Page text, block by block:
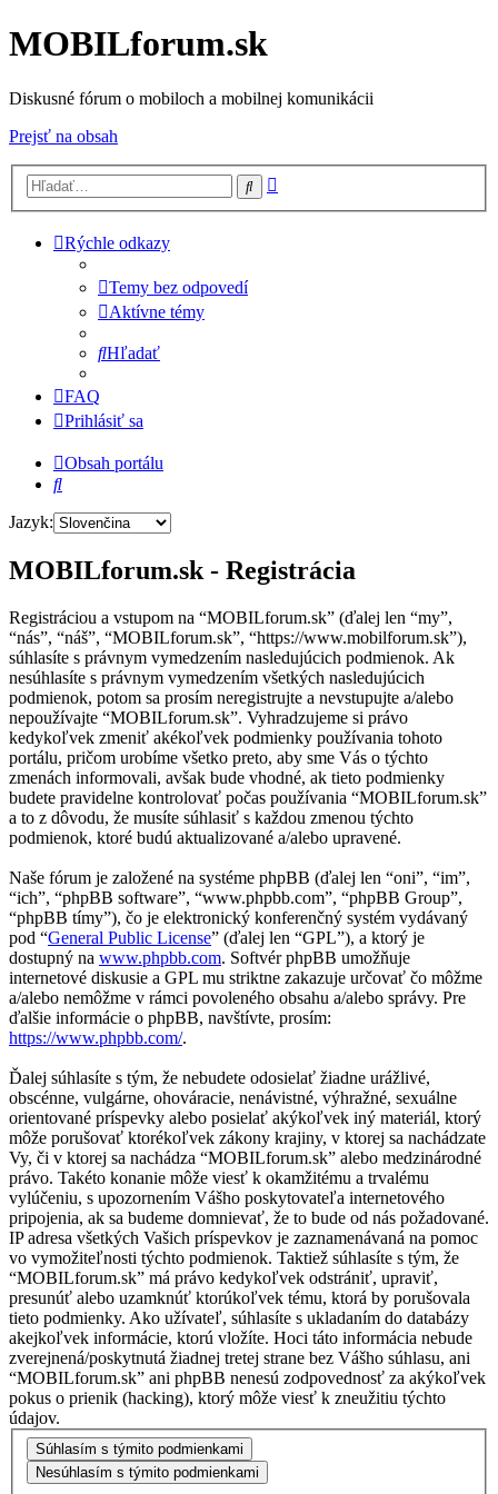
MOBILforum.sk
Diskusné fórum o mobiloch a mobilnej komunikácii
Prejsť na obsah
Hľadať
Rýchle odkazy
Temy bez odpovedí
Aktívne témy
Hľadať
FAQ
Prihlásiť sa
Obsah portálu
Hľadať
Jazyk:
MOBILforum.sk - Registrácia
Registráciou a vstupom na “MOBILforum.sk” (ďalej len “my”,
“nás”, “náš”, “MOBILforum.sk”, “https://www.mobilforum.sk”),
súhlasíte s právnym vymedzením nasledujúcich podmienok. Ak
nesúhlasíte s právnym vymedzením všetkých nasledujúcich
podmienok, potom sa prosím neregistrujte a nevstupujte a/alebo
nepoužívajte “MOBILforum.sk”. Vyhradzujeme si právo
kedykoľvek zmeniť akékoľvek podmienky používania tohoto
portálu, pričom urobíme všetko preto, aby sme Vás o týchto
zmenách informovali, avšak bude vhodné, ak tieto podmienky
budete pravidelne kontrolovať počas používania “MOBILforum.sk”
a to z dôvodu, že musíte súhlasiť s každou zmenou týchto
podmienok, ktoré budú aktualizované a/alebo upravené.
Naše fórum je založené na systéme phpBB (ďalej len “oni”, “im”,
“ich”, “phpBB software”, “www.phpbb.com”, “phpBB Group”,
“phpBB tímy”), čo je elektronický konferenčný systém vydávaný
pod “General Public License” (ďalej len “GPL”), a ktorý je
dostupný na www.phpbb.com. Softvér phpBB umožňuje
internetové diskusie a GPL mu striktne zakazuje určovať čo môžme
a/alebo nemôžme v rámci povoleného obsahu a/alebo správy. Pre
ďalšie informácie o phpBB, navštívte, prosím:
https://www.phpbb.com/.
Ďalej súhlasíte s tým, že nebudete odosielať žiadne urážlivé,
obscénne, vulgárne, ohováracie, nenávistné, výhražné, sexuálne
orientované príspevky alebo posielať akýkoľvek iný materiál, ktorý
môže porušovať ktorékoľvek zákony krajiny, v ktorej sa nachádzate
Vy, či v ktorej sa nachádza “MOBILforum.sk” alebo medzinárodné
právo. Takéto konanie môže viesť k okamžitému a trvalému
vylúčeniu, s upozornením Vášho poskytovateľa internetového
pripojenia, ak sa budeme domnievať, že to bude od nás požadované.
IP adresa všetkých Vašich príspevkov je zaznamenávaná na pomoc
vo vymožiteľnosti týchto podmienok. Taktiež súhlasíte s tým, že
“MOBILforum.sk” má právo kedykoľvek odstrániť, upraviť,
presunúť alebo uzamknúť ktorúkoľvek tému, ktorá by porušovala
tieto podmienky. Ako užívateľ, súhlasíte s ukladaním do databázy
akejkoľvek informácie, ktorú vložíte. Hoci táto informácia nebude
zverejnená/poskytnutá žiadnej tretej strane bez Vášho súhlasu, ani
“MOBILforum.sk” ani phpBB nenesú zodpovednosť za akýkoľvek
pokus o prienik (hacking), ktorý môže viesť k zneužitiu týchto
údajov.